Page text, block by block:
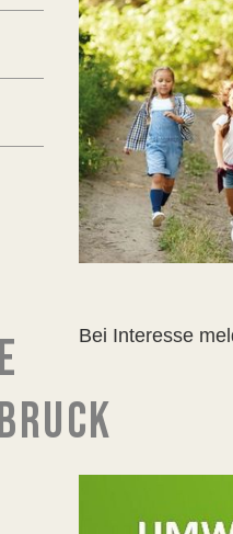
Bei Interesse